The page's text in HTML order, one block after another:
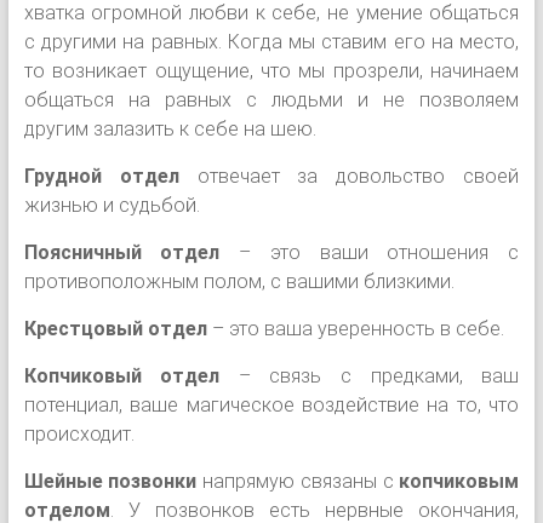
хватка огромной любви к себе, не умение общаться
с другими на равных. Когда мы ставим его на место,
то возникает ощущение, что мы прозрели, начинаем
общаться на равных с людьми и не позволяем
другим залазить к себе на шею.
Грудной отделотвечает за довольство своей
жизнью и судьбой.
Поясничный отдел – это ваши отношения с
противоположным полом, с вашими близкими.
Крестцовый отдел– это ваша уверенность в себе.
Копчиковый отдел – связь с предками, ваш
потенциал, ваше магическое воздействие на то, что
происходит.
Шейные позвонки напрямую связаны с копчиковым
отделом. У позвонков есть нервные окончания,